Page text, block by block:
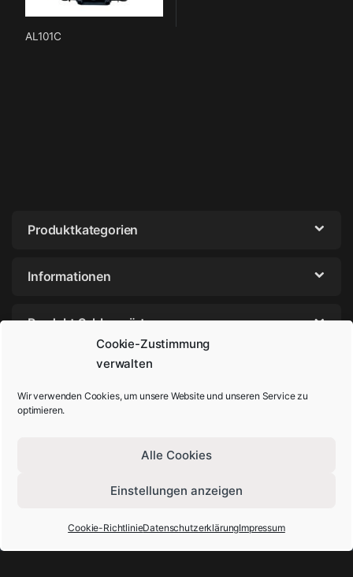
Cookie-Zustimmung
verwalten
Wir verwenden Cookies, um unsere Website und unseren Service zu
optimieren.
Alle Cookies
Einstellungen anzeigen
Cookie-RichtlinieDatenschutzerklärungImpressum
AL101C
Produktkategorien
Informationen
Produkt Schlagwörter
+49-202-29572854